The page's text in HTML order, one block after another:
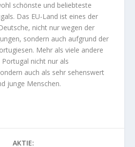
schönste und beliebteste
Das EU-Land ist eines der
nicht nur wegen der
sondern auch aufgrund der
Mehr als viele andere
nicht nur als
auch als sehr sehenswert
junge Menschen.
AKTIE: